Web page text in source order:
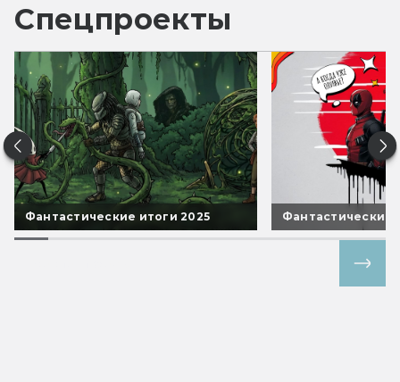
Спецпроекты
Фантастические итоги 2025 Фантастические